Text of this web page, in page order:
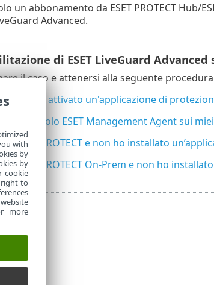
un abbonamento da ESET PROTECT Hub/
Advanced.
di ESET LiveGuard
il caso e attenersi alla seguente
e attivato un'applicazione di
solo ESET Management Agent sui
ESET PROTECT e non ho installato
ESET PROTECT On-Prem e non ho
with
by
by
cookie
right to
more